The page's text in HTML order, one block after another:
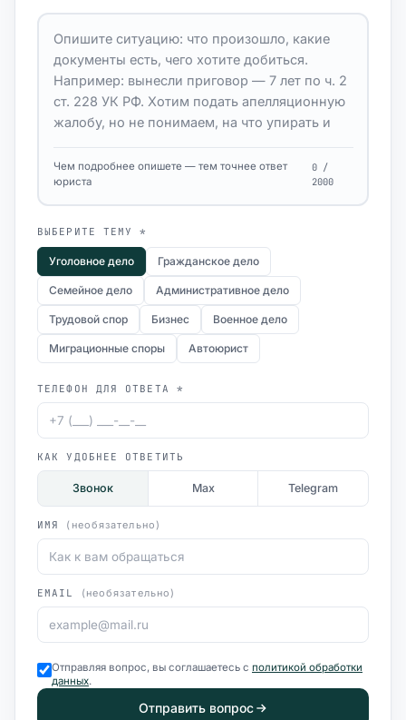
Чем подробнее опишете — тем точнее ответ
юриста
0 /
2000
ВЫБЕРИТЕ ТЕМУ *
Уголовное дело Гражданское дело
Семейное дело Административное дело
Трудовой спор Бизнес Военное дело
Миграционные споры Автоюрист
ТЕЛЕФОН ДЛЯ ОТВЕТА *
КАК УДОБНЕЕ ОТВЕТИТЬ
Звонок Max Telegram
ИМЯ (необязательно)
EMAIL (необязательно)
Отправляя вопрос, вы соглашаетесь с политикой обработки
данных.
Отправить вопрос